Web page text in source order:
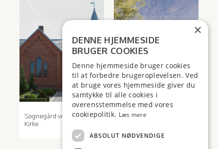
Sognegård ved Voel
Kirke
Dronningborghallen
×
DENNE HJEMMESIDE
BRUGER COOKIES
Denne hjemmeside bruger cookies
til at forbedre brugeroplevelsen. Ved
at bruge vores hjemmeside giver du
samtykke til alle cookies i
overensstemmelse med vores
cookiepolitik. Læs mere
ABSOLUT NØDVENDIGE